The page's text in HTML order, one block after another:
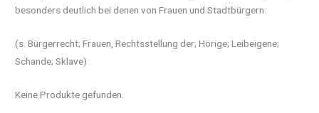
besonders deutlich bei denen von Frauen und Stadtbürgern.
(s. Bürgerrecht; Frauen, Rechtsstellung der; Hörige; Leibeigene;
Schande; Sklave)
Keine Produkte gefunden.